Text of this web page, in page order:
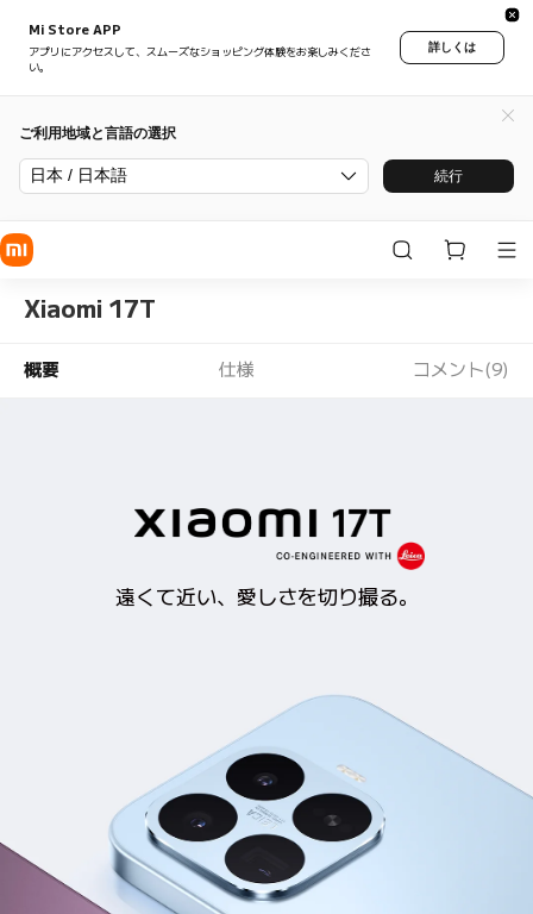
Mi Store APP
アプリにアクセスして、スムーズなショッピング体験をお楽しみくださ
い。
詳しくは
ご利用地域と言語の選択
日本 / 日本語 続行
Xiaomi 17T
概要 仕様 コメント(9)
遠くて近い、愛しさを切り撮る。